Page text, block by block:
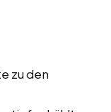
zu den